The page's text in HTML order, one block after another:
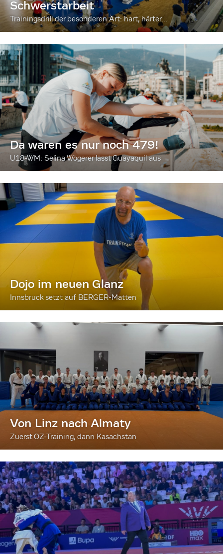
Schwerstarbeit
Trainingsdrill der besonderen Art: hart, härter...
Da waren es nur noch 479!
U18-WM: Selina Wögerer lässt Guayaquil aus
Dojo im neuen Glanz
Innsbruck setzt auf BERGER-Matten
Von Linz nach Almaty
Zuerst OZ-Training, dann Kasachstan